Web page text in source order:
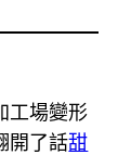
工場變形
開了話甜